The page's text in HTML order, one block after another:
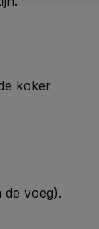
koker
voeg).